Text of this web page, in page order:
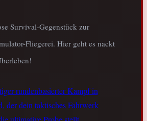
Survival-Gegenstück zur
Fliegerei. Hier geht es nackt